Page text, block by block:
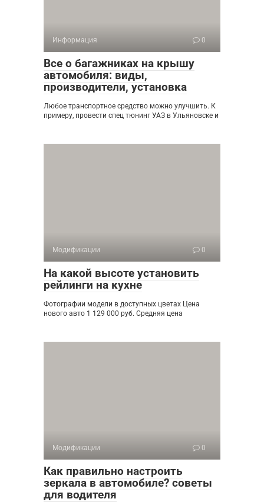
Информация 0
Все о багажниках на крышу
автомобиля: виды,
производители, установка
Любое транспортное средство можно улучшить. К
примеру, провести спец тюнинг УАЗ в Ульяновске и
Модификации 0
На какой высоте установить
рейлинги на кухне
Фотографии модели в доступных цветах Цена
нового авто 1 129 000 руб. Средняя цена
Модификации 0
Как правильно настроить
зеркала в автомобиле? советы
для водителя